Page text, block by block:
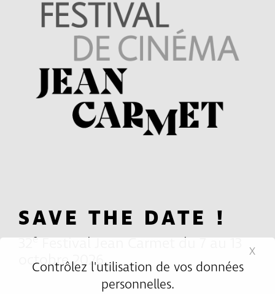
Contrôlez l'utilisation de vos données
personnelles.
X
SAVE THE DATE !
32eFestival Jean Carmet du 7 au 13
octobre 2026